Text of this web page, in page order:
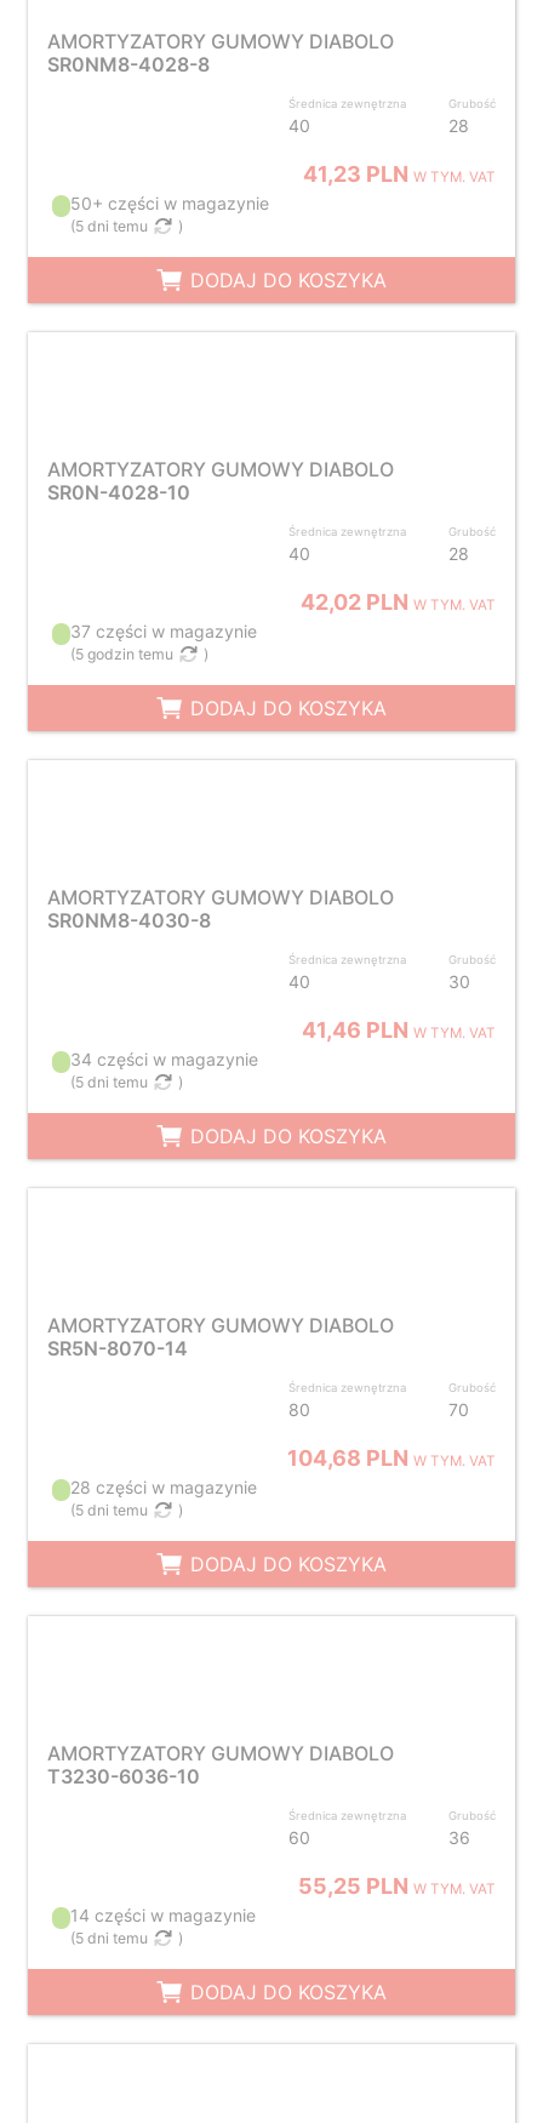
AMORTYZATORY GUMOWY DIABOLO
SR0NM8-4028-8
Średnica zewnętrzna
40
Grubość
28
41,23 PLNW TYM. VAT
50+ części w magazynie
(5 dni temu )
DODAJ DO KOSZYKA
AMORTYZATORY GUMOWY DIABOLO
SR0N-4028-10
Średnica zewnętrzna
40
Grubość
28
42,02 PLNW TYM. VAT
37 części w magazynie
(5 godzin temu )
DODAJ DO KOSZYKA
AMORTYZATORY GUMOWY DIABOLO
SR0NM8-4030-8
Średnica zewnętrzna
40
Grubość
30
41,46 PLNW TYM. VAT
34 części w magazynie
(5 dni temu )
DODAJ DO KOSZYKA
AMORTYZATORY GUMOWY DIABOLO
SR5N-8070-14
Średnica zewnętrzna
80
Grubość
70
104,68 PLNW TYM. VAT
28 części w magazynie
(5 dni temu )
DODAJ DO KOSZYKA
AMORTYZATORY GUMOWY DIABOLO
T3230-6036-10
Średnica zewnętrzna
60
Grubość
36
55,25 PLNW TYM. VAT
14 części w magazynie
(5 dni temu )
DODAJ DO KOSZYKA